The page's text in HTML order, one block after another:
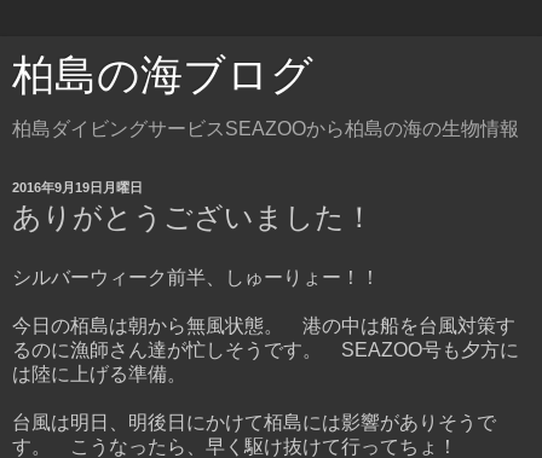
柏島の海ブログ
柏島ダイビングサービスSEAZOOから柏島の海の生物情報
2016年9月19日月曜日
ありがとうございました！
シルバーウィーク前半、しゅーりょー！！
今日の栢島は朝から無風状態。 港の中は船を台風対策す
るのに漁師さん達が忙しそうです。 SEAZOO号も夕方に
は陸に上げる準備。
台風は明日、明後日にかけて栢島には影響がありそうで
す。 こうなったら、早く駆け抜けて行ってちょ！